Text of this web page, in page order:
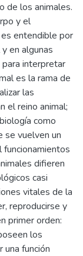
de los animales.
y el
entendible por
en algunas
interpretar
es la rama de
las
el reino animal;
como
se vuelven un
difieren
casi
vitales de la
reproducirse y
primer orden:
los
función